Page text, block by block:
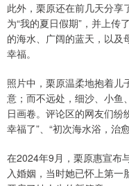
此外，栗原还在前几天分享
为“我的夏日假期”，并上传
的海水、广阔的蓝天，以及
幸福。
照片中，栗原温柔地抱着儿
意；而不远处，细沙、小鱼
日画卷。评论区的网友们纷
幸福了”、“初次海水浴，治
在2024年9月，栗原惠宣布
入婚姻，当时她已怀上第一